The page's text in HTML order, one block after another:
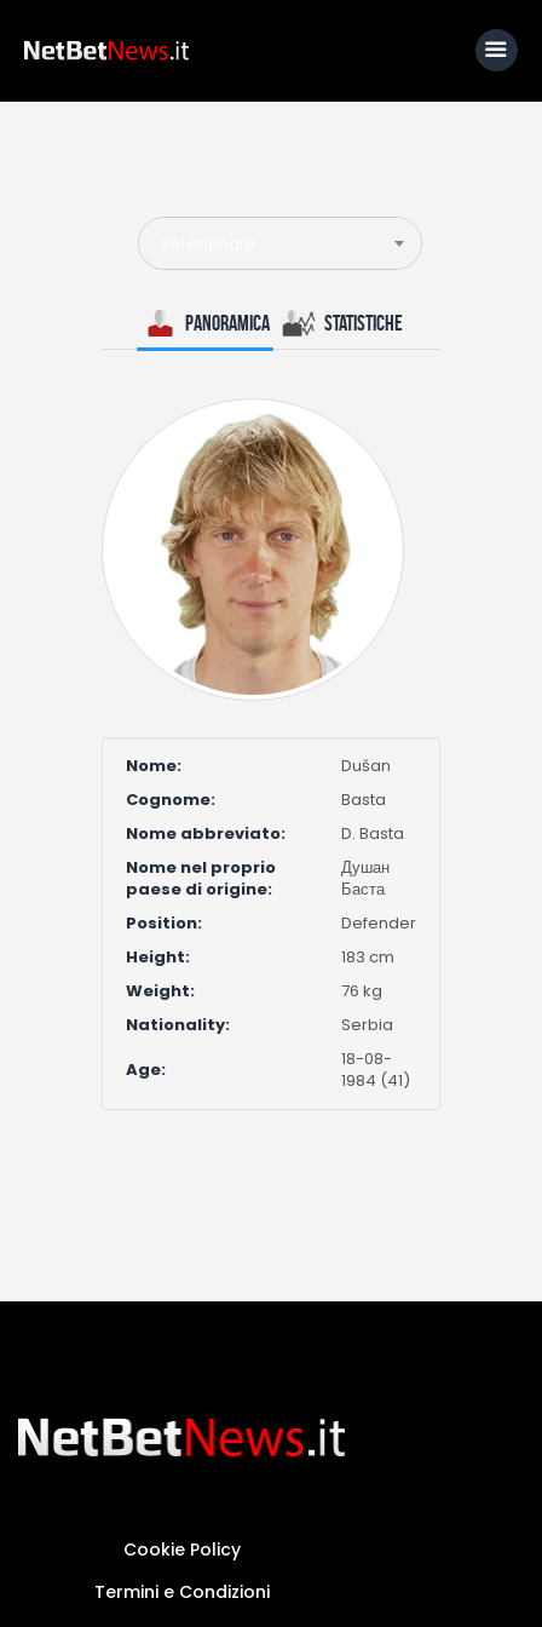
News
Calcio
Basket
Tennis
Lo Sapevi Che
Fantacalcio
I consigli di Giulia
Serie A
Panoramica Statistiche
Nome:
Dušan
Cognome:
Basta
Nome abbreviato:
D. Basta
Nome nel proprio
paese di origine:
Душан
Баста
Position:
Defender
Height:
183 cm
Weight:
76 kg
Nationality:
Serbia
Age:
18-08-
1984 (41)
Cookie Policy
Termini e Condizioni